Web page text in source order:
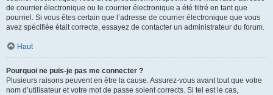
de courrier électronique ou le courrier électronique a été filtré en tant que
pourriel. Si vous êtes certain que l’adresse de courrier électronique que vous
avez spécifiée était correcte, essayez de contacter un administrateur du forum.
Haut
Pourquoi ne puis-je pas me connecter ?
Plusieurs raisons peuvent en être la cause. Assurez-vous avant tout que votre
nom d’utilisateur et votre mot de passe soient corrects. Si tel est le cas,